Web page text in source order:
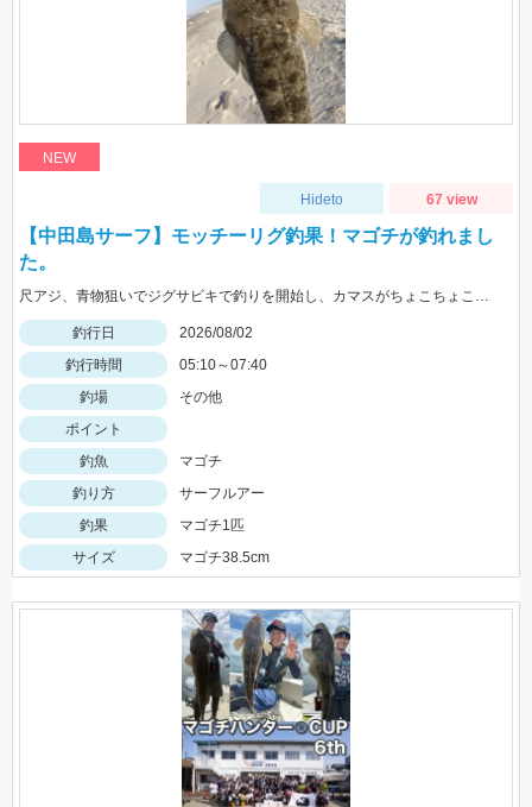
NEW
Hideto 67 view
【中田島サーフ】モッチーリグ釣果！マゴチが釣れまし
た。
尺アジ、青物狙いでジグサビキで釣りを開始し、カマスがちょこちょこ釣れるものの、狙いの魚は釣れず…。そこで先週、スズキ、イシモチを釣ることができたモッチーリグをセット！スパテラを使ってシャクりながら誘っていると、ゴンっと強い当たりがあり、なかなか歯ごたえのある引きを楽しみながら慎重に引き上げると、正体はマゴチでした。人生初マゴチの喜びと、モッチーリグで釣れたことの驚きでとても充実した釣行でした。絡まないし、ちゃんと釣れるし、モッチーリグに心から感謝しています( ´ ▽ ` )ﾉ
釣行日
2026/08/02
釣行時間
05:10～07:40
釣場
その他
ポイント
釣魚
マゴチ
釣り方
サーフルアー
釣果
マゴチ1匹
サイズ
マゴチ38.5cm